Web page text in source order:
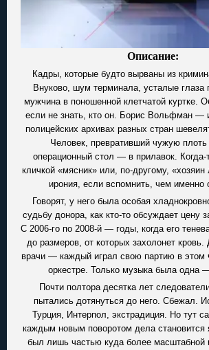
Описание:
Кадры, которые будто вырваны из
Внуково, шум терминала, усталые глаза
мужчина в поношенной клетчатой куртке.
если не знать, кто он. Борис Вольфман —
полицейских архивах разных стран
Человек, превративший чужую
операционный стол — в прилавок. Когда-
кличкой «мясник» или, по-другому,
ирония, если вспомнить, чем именно
Говорят, у него была особая
судьбу донора, как кто-то обсуждает цену
С 2006-го по 2008-й — годы, когда его
до размеров, от которых захолонет
врачи — каждый играл свою партию в этом
оркестре. Только музыка была одна
Почти полтора десятка лет
пытались дотянуться до него. Сбежал.
Турция, Интерпол, экстрадиция. Но тут
каждым новым поворотом дела
был лишь частью куда более масштабной